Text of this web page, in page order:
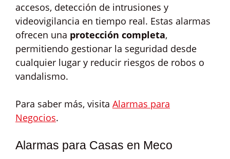
accesos, detección de intrusiones y
videovigilancia en tiempo real. Estas alarmas
ofrecen una protección completa,
permitiendo gestionar la seguridad desde
cualquier lugar y reducir riesgos de robos o
vandalismo.
Para saber más, visita Alarmas para
Negocios.
Alarmas para Casas en Meco